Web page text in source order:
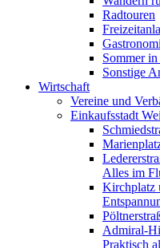
Radtouren
Sommer
Sonstige
Wirtschaft
Vereine und
Einkaufsstadt
Alles im
Kirchplatz
Admiral-
Praktisch